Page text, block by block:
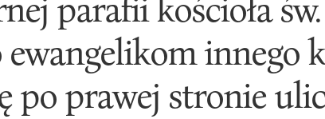
innego
po prawej stronie